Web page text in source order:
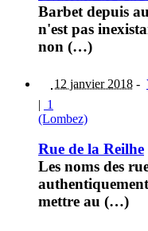
Barbet depuis
n'est pas
non (…)
12 janvier 2018 -
| 1
(Lombez)
Rue de la Reilhe
Les noms des
mettre au (…)